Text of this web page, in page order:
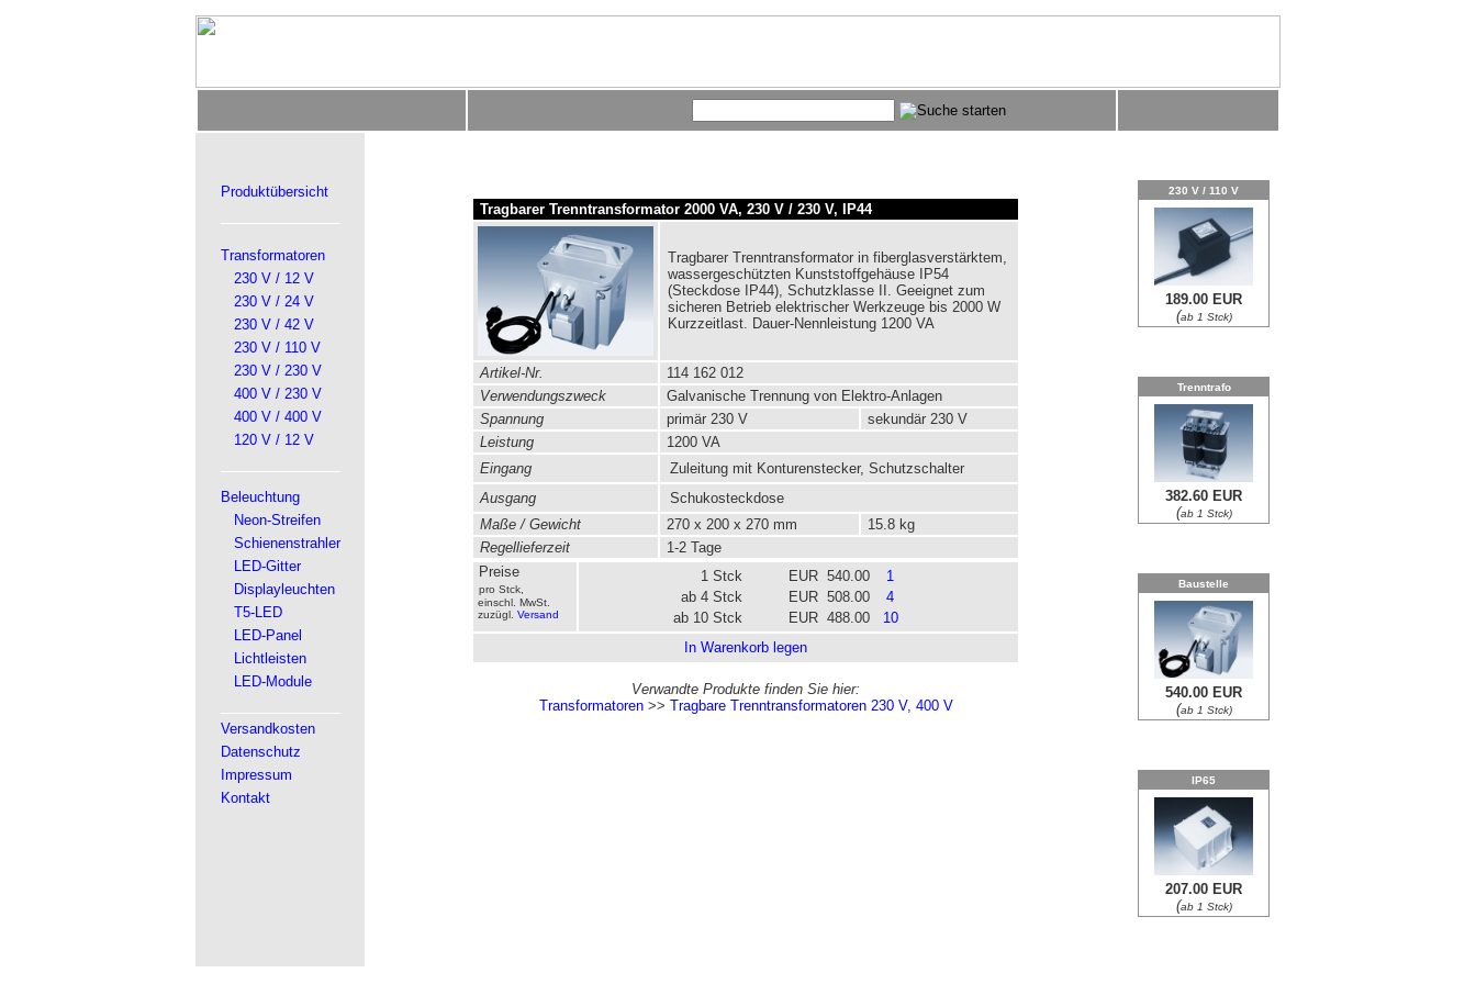
Produktübersicht
Transformatoren
230 V / 12 V
230 V / 24 V
230 V / 42 V
230 V / 110 V
230 V / 230 V
400 V / 230 V
400 V / 400 V
120 V / 12 V
Beleuchtung
Neon-Streifen
Schienenstrahler
LED-Gitter
Displayleuchten
T5-LED
LED-Panel
Lichtleisten
LED-Module
Versandkosten
Datenschutz
Impressum
Kontakt
Tragbarer Trenntransformator 2000 VA, 230 V / 230 V, IP44
Tragbarer Trenntransformator in fiberglasverstärktem,
wassergeschützten Kunststoffgehäuse IP54
(Steckdose IP44), Schutzklasse II. Geeignet zum
sicheren Betrieb elektrischer Werkzeuge bis 2000 W
Kurzzeitlast. Dauer-Nennleistung 1200 VA
Artikel-Nr.
114 162 012
Verwendungszweck
Galvanische Trennung von Elektro-Anlagen
Spannung
primär 230 V
sekundär 230 V
Leistung
1200 VA
Eingang
Zuleitung mit Konturenstecker, Schutzschalter
Ausgang
Schukosteckdose
Maße / Gewicht
270 x 200 x 270 mm
15.8 kg
Regellieferzeit
1-2 Tage
Preise
pro Stck,
einschl. MwSt.
zuzügl. Versand
1 Stck
EUR 540.00
ab 4 Stck
EUR 508.00
ab 10 Stck
EUR 488.00
In Warenkorb legen
Verwandte Produkte finden Sie hier:
Transformatoren>> Tragbare Trenntransformatoren 230 V, 400 V
230 V / 110 V
189.00 EUR
(ab 1 Stck)
Trenntrafo
382.60 EUR
(ab 1 Stck)
Baustelle
540.00 EUR
(ab 1 Stck)
IP65
207.00 EUR
(ab 1 Stck)